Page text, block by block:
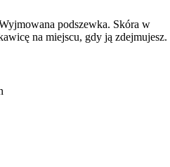
podszewka. Skóra w
na miejscu, gdy ją zdejmujesz.